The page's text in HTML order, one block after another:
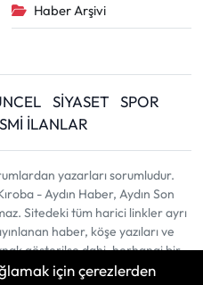
Haber Arşivi
SİYASET
SPOR
İLANLAR
yazarları sorumludur.
- Aydın Haber, Aydın Son
Sitedeki tüm harici linkler ayrı
haber, köşe yazıları ve
gösterilse dahi, herhangi bir
ve yayınlanamaz
için çerezlerden